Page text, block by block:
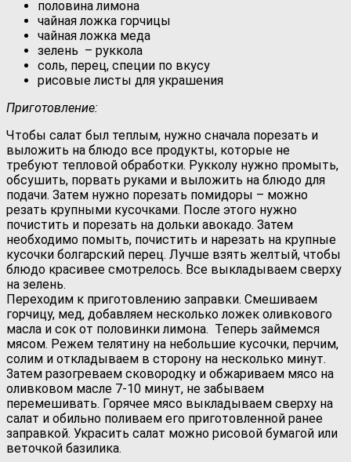
половина лимона
чайная ложка горчицы
чайная ложка меда
зелень – руккола
соль, перец, специи по вкусу
рисовые листы для украшения
Приготовление:
Чтобы салат был теплым, нужно сначала порезать и
выложить на блюдо все продукты, которые не
требуют тепловой обработки. Рукколу нужно промыть,
обсушить, порвать руками и выложить на блюдо для
подачи. Затем нужно порезать помидоры – можно
резать крупными кусочками. После этого нужно
почистить и порезать на дольки авокадо. Затем
необходимо помыть, почистить и нарезать на крупные
кусочки болгарский перец. Лучше взять желтый, чтобы
блюдо красивее смотрелось. Все выкладываем сверху
на зелень.
Переходим к приготовлению заправки. Смешиваем
горчицу, мед, добавляем несколько ложек оливкового
масла и сок от половинки лимона. Теперь займемся
мясом. Режем телятину на небольшие кусочки, перчим,
солим и откладываем в сторону на несколько минут.
Затем разогреваем сковородку и обжариваем мясо на
оливковом масле 7-10 минут, не забываем
перемешивать. Горячее мясо выкладываем сверху на
салат и обильно поливаем его приготовленной ранее
заправкой. Украсить салат можно рисовой бумагой или
веточкой базилика.